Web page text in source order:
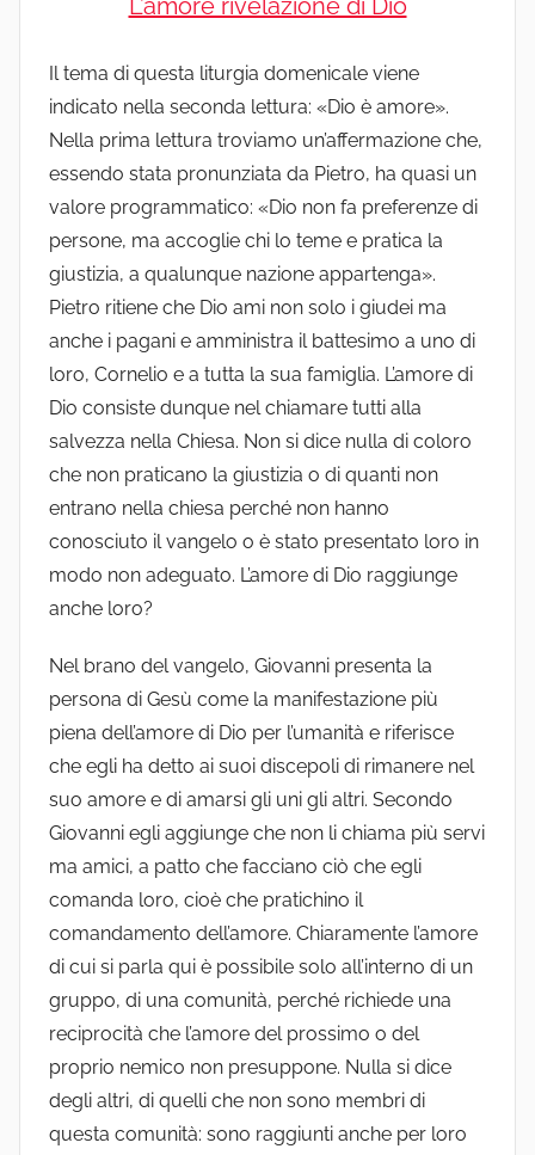
L’amore rivelazione di Dio
Il tema di questa liturgia domenicale viene
indicato nella seconda lettura: «Dio è amore».
Nella prima lettura troviamo un’affermazione che,
essendo stata pronunziata da Pietro, ha quasi un
valore programmatico: «Dio non fa preferenze di
persone, ma accoglie chi lo teme e pratica la
giustizia, a qualunque nazione appartenga».
Pietro ritiene che Dio ami non solo i giudei ma
anche i pagani e amministra il battesimo a uno di
loro, Cornelio e a tutta la sua famiglia. L’amore di
Dio consiste dunque nel chiamare tutti alla
salvezza nella Chiesa. Non si dice nulla di coloro
che non praticano la giustizia o di quanti non
entrano nella chiesa perché non hanno
conosciuto il vangelo o è stato presentato loro in
modo non adeguato. L’amore di Dio raggiunge
anche loro?
Nel brano del vangelo, Giovanni presenta la
persona di Gesù come la manifestazione più
piena dell’amore di Dio per l’umanità e riferisce
che egli ha detto ai suoi discepoli di rimanere nel
suo amore e di amarsi gli uni gli altri. Secondo
Giovanni egli aggiunge che non li chiama più servi
ma amici, a patto che facciano ciò che egli
comanda loro, cioè che pratichino il
comandamento dell’amore. Chiaramente l’amore
di cui si parla qui è possibile solo all’interno di un
gruppo, di una comunità, perché richiede una
reciprocità che l’amore del prossimo o del
proprio nemico non presuppone. Nulla si dice
degli altri, di quelli che non sono membri di
questa comunità: sono raggiunti anche per loro